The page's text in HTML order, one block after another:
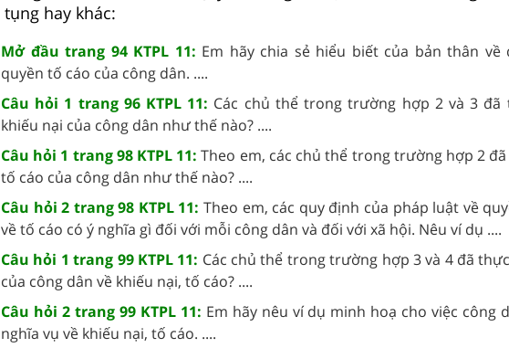
tụng hay khác:
Mở đầu trang 94 KTPL 11: Em hãy chia sẻ hiểu biết của bản thân về
quyền tố cáo của công dân. ....
Câu hỏi 1 trang 96 KTPL 11: Các chủ thể trong trường hợp 2 và 3 đã
khiếu nại của công dân như thế nào? ....
Câu hỏi 1 trang 98 KTPL 11:Theo em, các chủ thể trong trường hợp 2
tố cáo của công dân như thế nào? ....
Câu hỏi 2 trang 98 KTPL 11:Theo em, các quy định của pháp luật về
về tố cáo có ý nghĩa gì đối với mỗi công dân và đối với xã hội. Nêu ví dụ ....
Câu hỏi 1 trang 99 KTPL 11: Các chủ thể trong trường hợp 3 và 4 đã
của công dân về khiếu nại, tố cáo? ....
Câu hỏi 2 trang 99 KTPL 11: Em hãy nêu ví dụ minh hoạ cho việc công
nghĩa vụ về khiếu nại, tố cáo. ....